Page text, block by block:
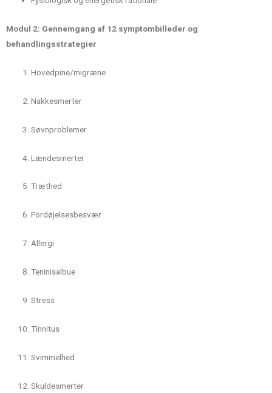
Modul 2: Gennemgang af 12 symptombilleder og
behandlingsstrategier
Hovedpine/migræne
Nakkesmerter
Søvnproblemer
Lændesmerter
Træthed
Fordøjelsesbesvær
Allergi
Teninisalbue
Stress
Tinnitus
Svimmelhed
Skuldesmerter